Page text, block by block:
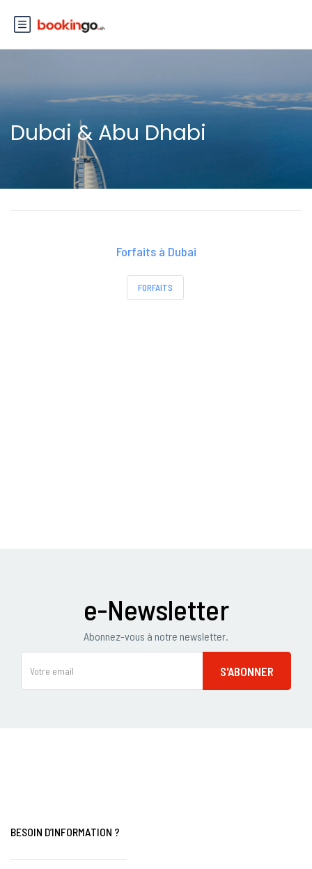
Dubai & Abu Dhabi
Forfaits à Dubai
FORFAITS
e-Newsletter
Abonnez-vous à notre newsletter.
BESOIN D’INFORMATION ?